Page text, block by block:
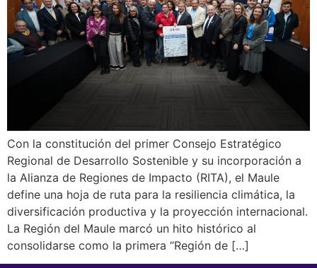
Con la constitución del primer Consejo Estratégico
Regional de Desarrollo Sostenible y su incorporación a
la Alianza de Regiones de Impacto (RITA), el Maule
define una hoja de ruta para la resiliencia climática, la
diversificación productiva y la proyección internacional.
La Región del Maule marcó un hito histórico al
consolidarse como la primera “Región de […]